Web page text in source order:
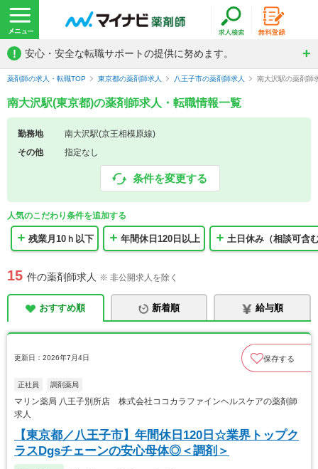
! 安心・安全な転職サポートの提供に努めます。
薬剤師の求人・転職TOP 東京都の薬剤師求人 八王子市の薬剤師求人 南大沢駅の薬剤師
南大沢駅(東京都)の薬剤師求人・転職情報一覧
勤務地
南大沢駅(京王相模原線)
その他
指定なし
条件を変更する
人気のこだわり条件を追加する
残業月10ｈ以下 年間休日120日以上 土日休み（相談可含
15 件の薬剤師求人 ※ 非公開求人を除く
おすすめ順 新着順 給与順
更新日：2026年7月4日 保存する
正社員 調剤薬局
マリン薬局 八王子別所店 株式会社ココカラファインヘルスケアの薬剤師
求人
【東京都／八王子市】年間休日120日☆業界トップク
ラスDgsチェーンの安心母体◎＜調剤＞